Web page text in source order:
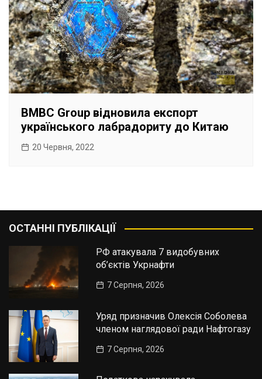
BMBC Group відновила експорт
українського лабрадориту до Китаю
20 Червня, 2022
ОСТАННІ ПУБЛІКАЦІЇ
РФ атакувала 7 видобувних
об’єктів Укрнафти
7 Серпня, 2026
Уряд призначив Олексія Соболева
членом наглядової ради Нафтогазу
7 Серпня, 2026